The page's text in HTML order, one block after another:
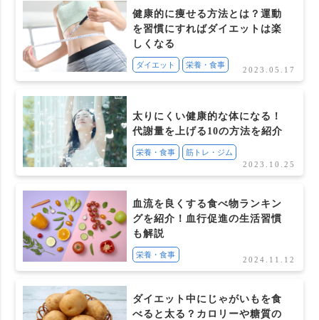
健康的に痩せる方法とは？運動
を習慣にすればダイエットは楽
しくなる
ダイエット 栄養・食事
2023.05.17
太りにくい健康的な体になる！
代謝量を上げる10の方法を紹介
栄養・食事
筋トレ・ジム
2023.10.25
血流を良くする食べ物ランキン
グを紹介！血行促進の生活習慣
も解説
栄養・食事
2024.11.12
ダイエット中にじゃがいもを食
べると太る？カロリーや糖質の